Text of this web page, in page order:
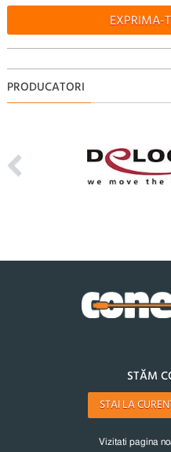
EXPRIMA-
PRODUCATORI
STĂM
STAI LA
Vizitati pagina